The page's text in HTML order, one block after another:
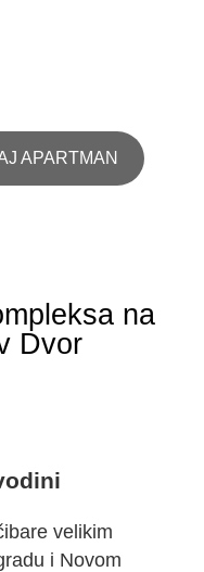
APARTMAN
na
Dvor
velikim
i Novom